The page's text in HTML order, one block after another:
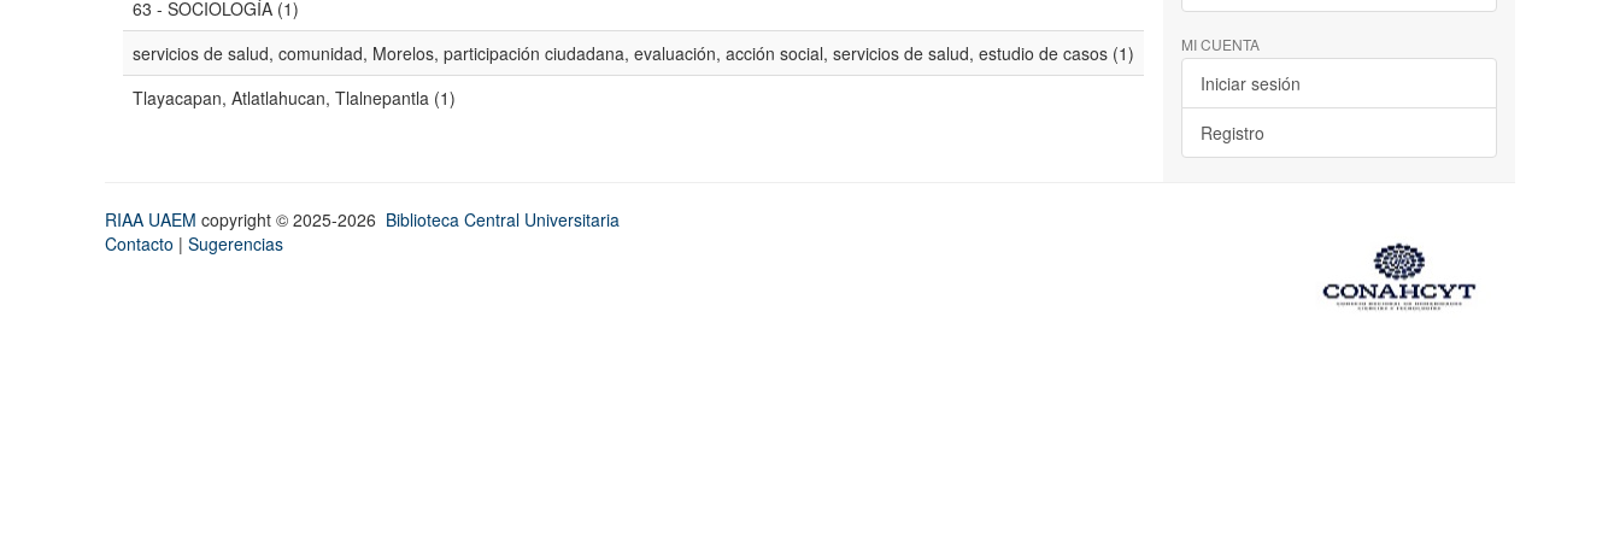
63 - SOCIOLOGÍA (1)
servicios de salud, comunidad, Morelos, participación ciudadana, evaluación, acción social, servicios de salud, estudio de casos (1)
Tlayacapan, Atlatlahucan, Tlalnepantla (1)
MI CUENTA
Iniciar sesión
Registro
RIAA UAEM copyright © 2025-2026 Biblioteca Central Universitaria
Contacto | Sugerencias